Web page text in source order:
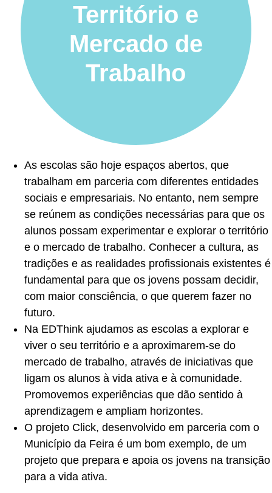
Território e
Mercado de
Trabalho
As escolas são hoje espaços abertos, que
trabalham em parceria com diferentes entidades
sociais e empresariais. No entanto, nem sempre
se reúnem as condições necessárias para que os
alunos possam experimentar e explorar o território
e o mercado de trabalho. Conhecer a cultura, as
tradições e as realidades profissionais existentes é
fundamental para que os jovens possam decidir,
com maior consciência, o que querem fazer no
futuro.
Na EDThink ajudamos as escolas a explorar e
viver o seu território e a aproximarem-se do
mercado de trabalho, através de iniciativas que
ligam os alunos à vida ativa e à comunidade.
Promovemos experiências que dão sentido à
aprendizagem e ampliam horizontes.
O projeto Click, desenvolvido em parceria com o
Município da Feira é um bom exemplo, de um
projeto que prepara e apoia os jovens na transição
para a vida ativa.